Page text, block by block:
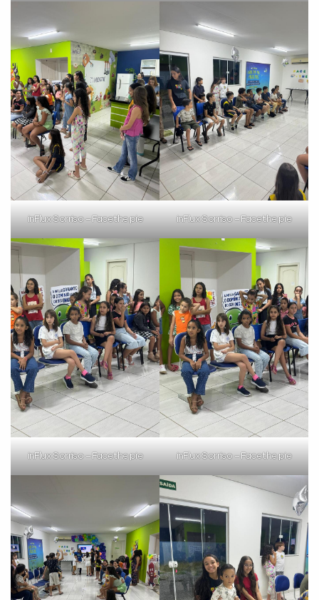
inFlux Sorriso – Face the pie inFlux Sorriso – Face the pie
inFlux Sorriso – Face the pie inFlux Sorriso – Face the pie